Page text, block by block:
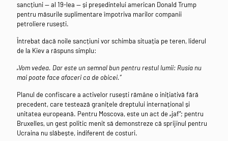
sancțiuni — al 19-lea — și președintelui american Donald Trump
pentru măsurile suplimentare împotriva marilor companii
petroliere rusești.
Întrebat dacă noile sancțiuni vor schimba situația pe teren, liderul
de la Kiev a răspuns simplu:
„Vom vedea. Dar este un semnal bun pentru restul lumii: Rusia nu
mai poate face afaceri ca de obicei.”
Planul de confiscare a activelor rusești rămâne o inițiativă fără
precedent, care testează granițele dreptului internațional și
unitatea europeană. Pentru Moscova, este un act de „jaf”; pentru
Bruxelles, un gest politic menit să demonstreze că sprijinul pentru
Ucraina nu slăbește, indiferent de costuri.